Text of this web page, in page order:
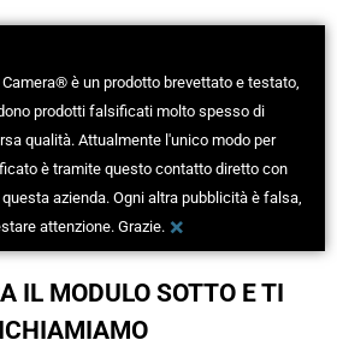
è un prodotto brevettato e testato,
prodotti falsificati molto spesso di
qualità. Attualmente l'unico modo per
è tramite questo contatto diretto con
azienda. Ogni altra pubblicità è falsa,
attenzione. Grazie. ×
IL MODULO SOTTO E TI